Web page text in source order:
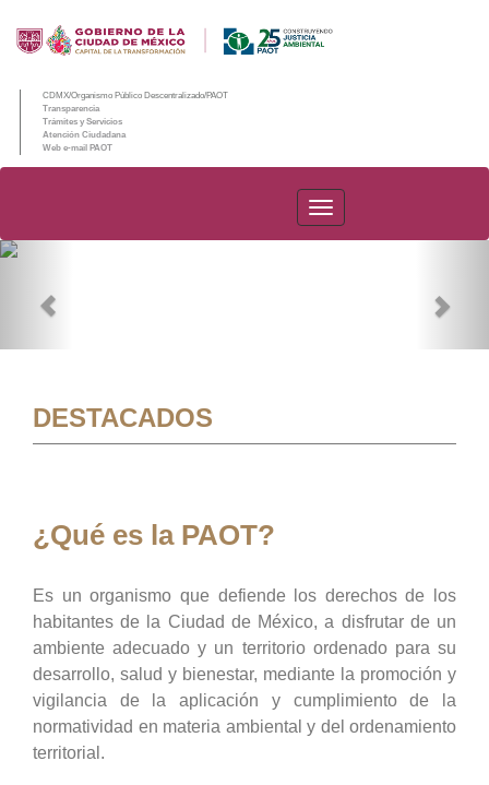
CDMX/Organismo Público Descentralizado/PAOT
Transparencia
Trámites y Servicios
Atención Ciudadana
Web e-mail PAOT
PAOT
DESTACADOS
¿Qué es la PAOT?
Es un organismo que defiende los derechos de los
habitantes de la Ciudad de México, a disfrutar de un
ambiente adecuado y un territorio ordenado para su
desarrollo, salud y bienestar, mediante la promoción y
vigilancia de la aplicación y cumplimiento de la
normatividad en materia ambiental y del ordenamiento
territorial.